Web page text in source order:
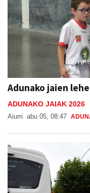
Adunako jaien
ADUNAKO JAIAK 2026
Aiurri abu 05, 08:47